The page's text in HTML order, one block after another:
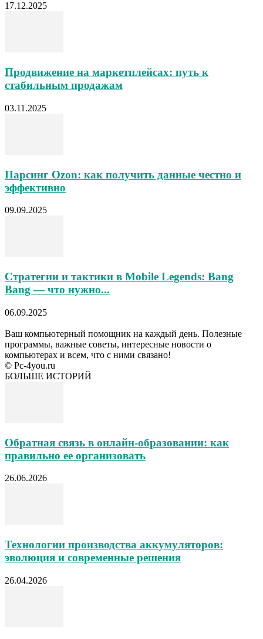
17.12.2025
Продвижение на маркетплейсах: путь к
стабильным продажам
03.11.2025
Парсинг Ozon: как получить данные честно и
эффективно
09.09.2025
Стратегии и тактики в Mobile Legends: Bang
Bang — что нужно...
06.09.2025
Ваш компьютерный помощник на каждый день. Полезные
программы, важные советы, интересные новости о
компьютерах и всем, что с ними связано!
© Pc-4you.ru
БОЛЬШЕ ИСТОРИЙ
Обратная связь в онлайн-образовании: как
правильно ее организовать
26.06.2026
Технологии производства аккумуляторов:
эволюция и современные решения
26.04.2026